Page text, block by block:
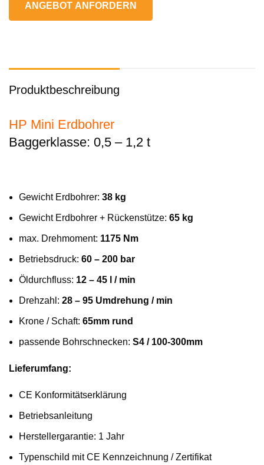
ANGEBOT ANFORDERN
Produktbeschreibung
HP Mini Erdbohrer
Baggerklasse: 0,5 – 1,2 t
Gewicht Erdbohrer: 38 kg
Gewicht Erdbohrer + Rückenstütze: 65 kg
max. Drehmoment: 1175 Nm
Betriebsdruck: 60 – 200 bar
Öldurchfluss: 12 – 45 l / min
Drehzahl: 28 – 95 Umdrehung / min
Krone / Schaft: 65mm rund
passende Bohrschnecken: S4 / 100-300mm
Lieferumfang:
CE Konformitätserklärung
Betriebsanleitung
Herstellergarantie: 1 Jahr
Typenschild mit CE Kennzeichnung / Zertifikat